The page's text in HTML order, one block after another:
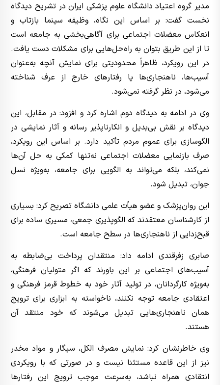
مدیر گروه اعتیاد دانشگاه علوم پزشکی ایران در تشریح دیدگاه
نخست گفت: بر اساس این نگاه، وظیفه سینما بازتاب و
انعکاس معضلات اجتماعی برای آگاهی‌بخشی به جامعه است
تا از این طریق بتوان به راه‌حل‌هایی برای مشکلات دست یافت.
در این رویکرد، ظاهراً محدودیتی برای نمایش آنچه به‌عنوان
آسیب‌ها، ناهنجاری‌ها یا رفتارهای خارج از عرف شناخته
می‌شود، در نظر گرفته نمی‌شود.
وی در ادامه به دیدگاه دوم اشاره کرد و افزود: در مقابل، این
دیدگاه بر نقش بی‌بدیل و انکارناپذیر رسانه و آثار نمایشی در
الگوسازی برای عموم مردم تأکید دارد. بر اساس این رویکرد،
صرف بازنمایی معضلات اجتماعی نه‌تنها کمکی به حل آن‌ها
نمی‌کند، بلکه می‌تواند به الگویی برای جامعه، به‌ویژه نسل
جوان، تبدیل شود.
این روان‌پزشک و عضو هیأت علمی دانشگاه تصریح کرد: بسیاری
از کارشناسان معتقدند که الگوپذیری جمعی، مسیری ساده برای
قبح‌زدایی از ناهنجاری‌ها در سطح جامعه است.
صابری زفرقندی ادامه داد: منتقدان پرداخت بی‌ضابطه به
آسیب‌های اجتماعی بر این باورند که اگر متولیان فرهنگی،
به‌ویژه کارگردانان، در تولید آثار خود به خطوط قرمز فرهنگی و
اعتقادی جامعه توجه نکنند، ناخواسته به ابزاری برای ترویج
همان ناهنجاری‌هایی تبدیل می‌شوند که خود منتقد آن
هستند.
وی خاطرنشان کرد: نمایش مصرف الکل، سیگار و مواد مخدر
نیز از این قاعده مستثنا نیست و در صورتی که با رویکردی
انتقادی همراه نباشد، به‌سرعت موجب ترویج این رفتارها